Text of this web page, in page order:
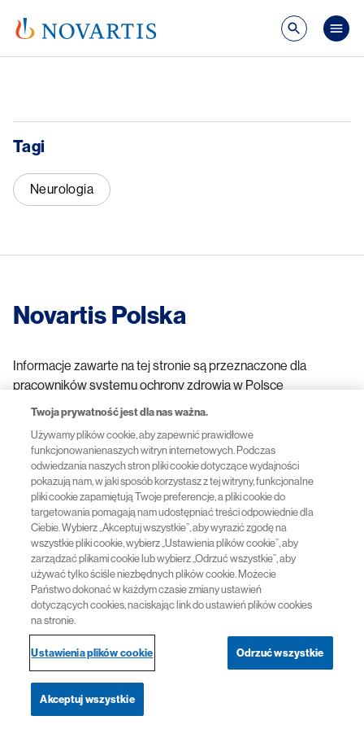
Tagi
Neurologia
Novartis Polska
Informacje zawarte na tej stronie są przeznaczone dla
pracowników systemu ochrony zdrowia w Polsce
FA-11488641-1 07/2026
Przydatne linki
Polityka prywatności
Regulamin Serwisu
Twoja prywatność jest dla nas ważna.
Używamy plików cookie, aby zapewnić prawidłowe
funkcjonowanienaszych witryn internetowych. Podczas
odwiedzania naszych stron pliki cookie dotyczące wydajności
pokazują nam, w jaki sposób korzystasz z tej witryny, funkcjonalne
pliki cookie zapamiętują Twoje preferencje, a pliki cookie do
targetowania pomagają nam udostępniać treści odpowiednie dla
Ciebie. Wybierz „Akceptuj wszystkie”, aby wyrazić zgodę na
wszystkie pliki cookie, wybierz „Ustawienia plików cookie”, aby
zarządzać plikami cookie lub wybierz „Odrzuć wszystkie”, aby
używać tylko ściśle niezbędnych plików cookie. Możecie
Państwo dokonać w każdym czasie zmiany ustawień
dotyczących cookies, naciskając link do ustawień plików cookies
na stronie.
Ustawienia plików cookie Odrzuć wszystkie
Akceptuj wszystkie